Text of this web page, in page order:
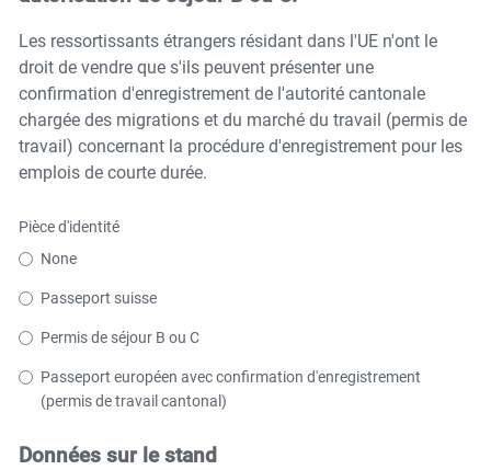
Les ressortissants étrangers résidant dans l'UE n'ont le
droit de vendre que s'ils peuvent présenter une
confirmation d'enregistrement de l'autorité cantonale
chargée des migrations et du marché du travail (permis de
travail) concernant la procédure d'enregistrement pour les
emplois de courte durée.
Pièce d'identité
None
Passeport suisse
Permis de séjour B ou C
Passeport européen avec confirmation d'enregistrement
(permis de travail cantonal)
Données sur le stand